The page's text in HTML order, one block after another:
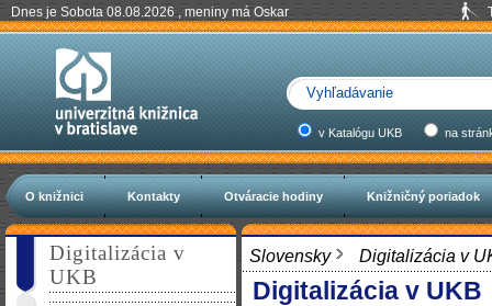
Dnes je Sobota 08.08.2026 , meniny má Oskar
v Katalógu UKB na
O knižnici Kontakty Otváracie hodiny Knižničný poriadok
Slovensky Digitalizácia v
Digitalizácia v UKB
Digitalizácia v
UKB